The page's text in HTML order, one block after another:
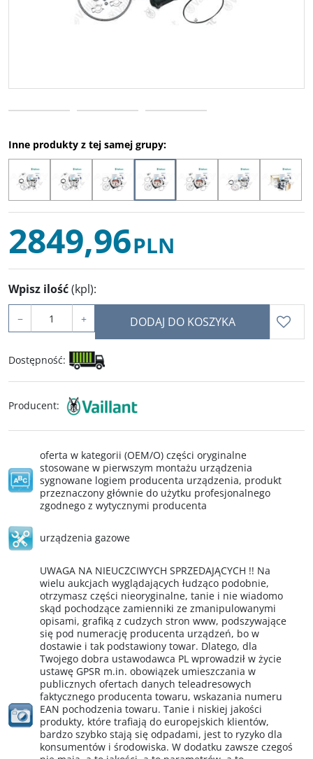
Inne produkty z tej samej grupy:
2849,96PLN
Wpisz ilość(kpl):
− + DODAJ DO KOSZYKA
Dostępność:
Producent:
oferta w kategorii (OEM/O) części oryginalne
stosowane w pierwszym montażu urządzenia
sygnowane logiem producenta urządzenia, produkt
przeznaczony głównie do użytku profesjonalnego
zgodnego z wytycznymi producenta
urządzenia gazowe
UWAGA NA NIEUCZCIWYCH SPRZEDAJĄCYCH !! Na
wielu aukcjach wyglądających łudząco podobnie,
otrzymasz części nieoryginalne, tanie i nie wiadomo
skąd pochodzące zamienniki ze zmanipulowanymi
opisami, grafiką z cudzych stron www, podszywające
się pod numerację producenta urządzeń, bo w
dostawie i tak podstawiony towar. Dlatego, dla
Twojego dobra ustawodawca PL wprowadził w życie
ustawę GPSR m.in. obowiązek umieszczania w
publicznych ofertach danych teleadresowych
faktycznego producenta towaru, wskazania numeru
EAN pochodzenia towaru. Tanie i niskiej jakości
produkty, które trafiają do europejskich klientów,
bardzo szybko stają się odpadami, jest to ryzyko dla
konsumentów i środowiska. W dodatku zawsze czegoś